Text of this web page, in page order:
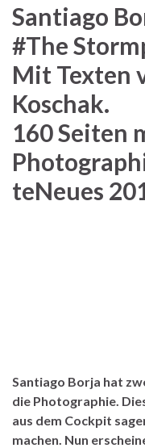
Santiago
#The
Mit Texten
Koschak.
160 Seiten
teNeues
Santiago Borja hat
die Photographie.
aus dem Cockpit
machen. Nun